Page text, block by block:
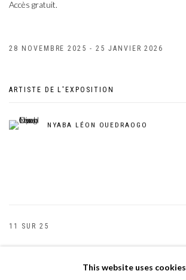
Accès gratuit.
28 NOVEMBRE 2025 - 25 JANVIER 2026
ARTISTE DE L'EXPOSITION
NYABA LÉON OUEDRAOGO
11 SUR 25
This website uses cookies